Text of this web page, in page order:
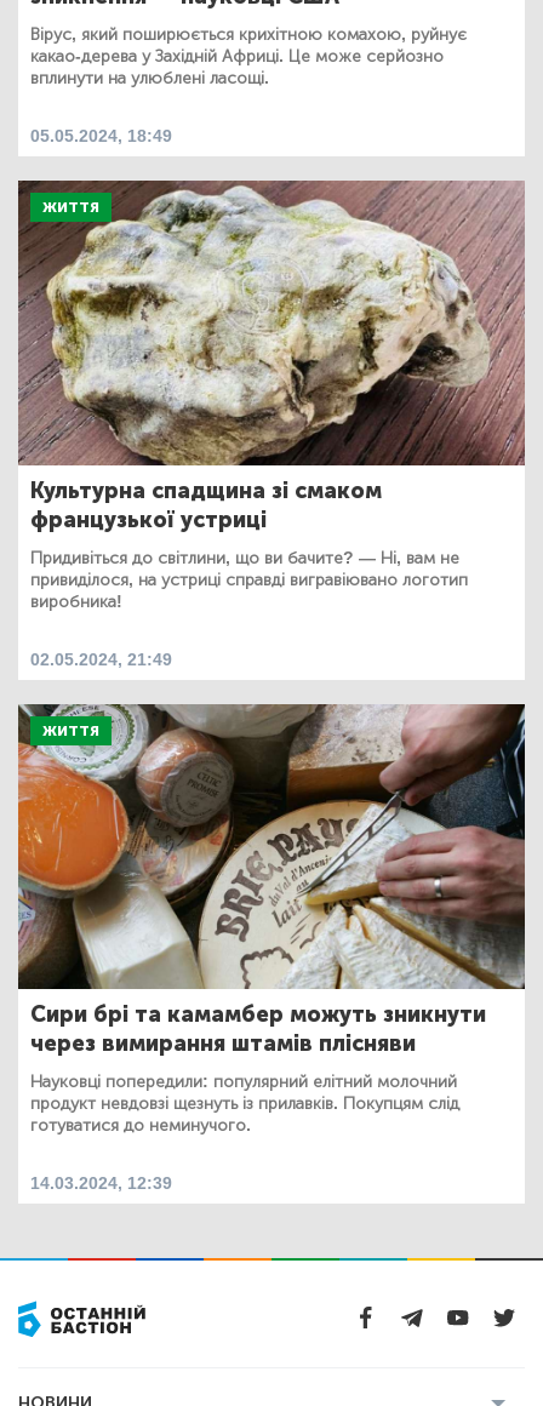
Вірус, який поширюється крихітною комахою, руйнує
какао-дерева у Західній Африці. Це може серйозно
вплинути на улюблені ласощі.
05.05.2024, 18:49
ЖИТТЯ
Культурна спадщина зі смаком
французької устриці
Придивіться до світлини, що ви бачите? — Ні, вам не
привиділося, на устриці справді вигравіювано логотип
виробника!
02.05.2024, 21:49
ЖИТТЯ
Сири брі та камамбер можуть зникнути
через вимирання штамів плісняви
Науковці попередили: популярний елітний молочний
продукт невдовзі щезнуть із прилавків. Покупцям слід
готуватися до неминучого.
14.03.2024, 12:39